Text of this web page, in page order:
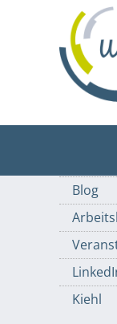
Blog
Kiehl